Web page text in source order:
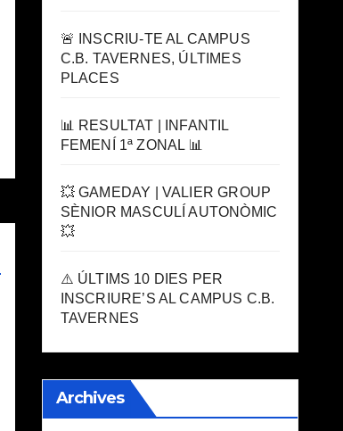
🚨 INSCRIU-TE AL CAMPUS
C.B. TAVERNES, ÚLTIMES
PLACES
📊 RESULTAT | INFANTIL
FEMENÍ 1ª ZONAL 📊
💥 GAMEDAY | VALIER GROUP
SÈNIOR MASCULÍ AUTONÒMIC
💥
⚠️ ÚLTIMS 10 DIES PER
INSCRIURE’S AL CAMPUS C.B.
TAVERNES
Archives